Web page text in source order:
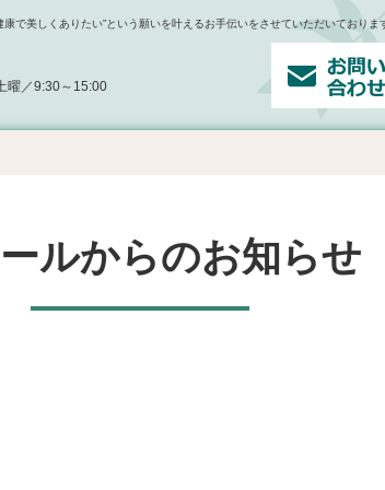
で美しくありたい”という願いを叶えるお手伝いをさせていただいておりま
曜／9:30～15:00
ルからのお知らせ